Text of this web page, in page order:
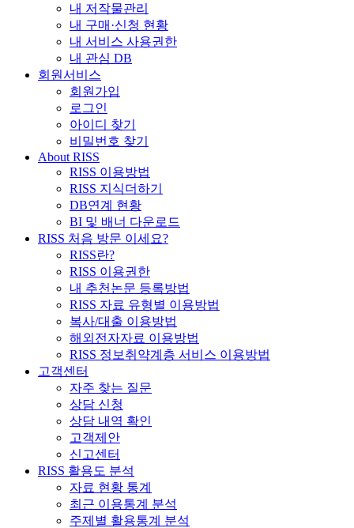
내 저작물관리
내 구매·신청 현황
내 서비스 사용권한
내 관심 DB
회원서비스
회원가입
로그인
아이디 찾기
비밀번호 찾기
About RISS
RISS 이용방법
RISS 지식더하기
DB연계 현황
BI 및 배너 다운로드
RISS 처음 방문 이세요?
RISS란?
RISS 이용권한
내 추천논문 등록방법
RISS 자료 유형별 이용방법
복사/대출 이용방법
해외전자자료 이용방법
RISS 정보취약계층 서비스 이용방법
고객센터
자주 찾는 질문
상담 신청
상담 내역 확인
고객제안
신고센터
RISS 활용도 분석
자료 현황 통계
최근 이용통계 분석
주제별 활용통계 분석